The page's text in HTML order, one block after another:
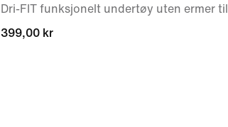
Dri-FIT funksjonelt undertøy uten ermer
399,00 kr
399,00 kr